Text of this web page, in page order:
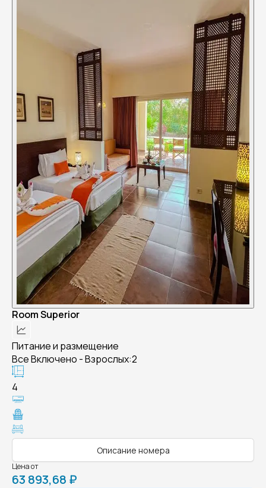
Room Superior
Питание и размещение
Все Включено - Взрослых:2
4
Описание номера
Цена от
63 893,68 ₽